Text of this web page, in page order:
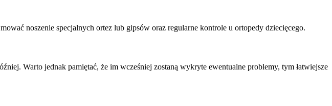
noszenie specjalnych ortez lub gipsów oraz regularne kontrole u ortopedy dziecięcego.
Warto jednak pamiętać, że im wcześniej zostaną wykryte ewentualne problemy, tym łatwiejsze